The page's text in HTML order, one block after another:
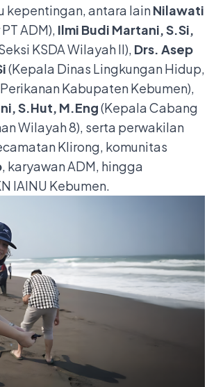
kepentingan, antara lainNilawati
ADM), Ilmi Budi Martani, S.Si,
KSDA Wilayah II), Drs. Asep
(Kepala Dinas Lingkungan Hidup,
Kabupaten Kebumen),
S.Hut, M.Eng(Kepala Cabang
Wilayah 8), serta perwakilan
Klirong, komunitas
, karyawan ADM, hingga
IAINU Kebumen.